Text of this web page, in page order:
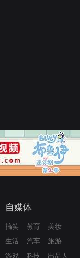
自媒体
搞笑 教育
美妆
生活
汽车
旅游
游戏
科技 出品人